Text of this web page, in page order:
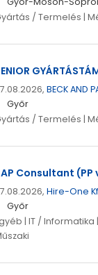
/ Termelés |
BECK AND
Győr
/ Termelés |
Consultant (PP
Hire-One
Győr
| IT /